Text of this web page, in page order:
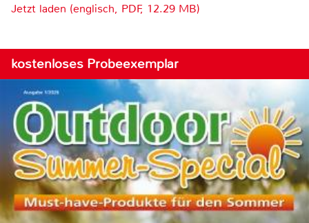
Jetzt laden (englisch, PDF, 12.29 MB)
kostenloses Probeexemplar